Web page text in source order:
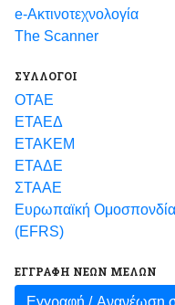
e-Ακτινοτεχνολογία
The Scanner
ΣΥΛΛΟΓΟΙ
ΟΤΑΕ
ΕΤΑΕΔ
ΕΤΑΚΕΜ
ΕΤΑΔΕ
ΣΤΑΑΕ
Ευρωπαϊκή
(EFRS)
ΕΓΓΡΑΦΗ ΝΕΩΝ ΜΕΛΩΝ
Εγγραφή / Ανανέωση